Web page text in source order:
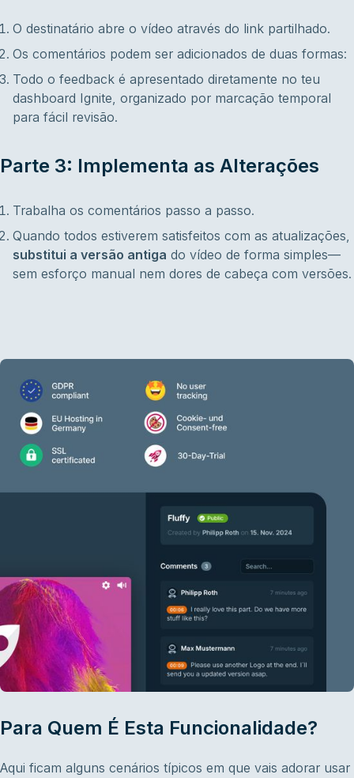
O destinatário abre o vídeo através do link partilhado.
Os comentários podem ser adicionados de duas formas:
Todo o feedback é apresentado diretamente no teu
dashboard Ignite, organizado por marcação temporal
para fácil revisão.
Parte 3: Implementa as Alterações
Trabalha os comentários passo a passo.
Quando todos estiverem satisfeitos com as atualizações,
substitui a versão antiga do vídeo de forma simples—
sem esforço manual nem dores de cabeça com versões.
Para Quem É Esta Funcionalidade?
Aqui ficam alguns cenários típicos em que vais adorar usar